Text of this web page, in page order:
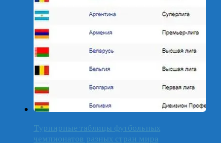
Турнирные таблицы футбольных
чемпионатов разных стран мира